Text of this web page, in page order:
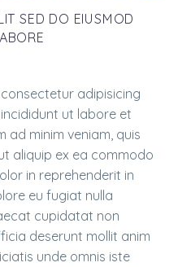
SED DO EIUSMOD
adipisicing
ut labore et
ad minim veniam, quis
aliquip ex ea commodo
in reprehenderit in
eu fugiat nulla
cupidatat non
deserunt mollit anim
unde omnis iste